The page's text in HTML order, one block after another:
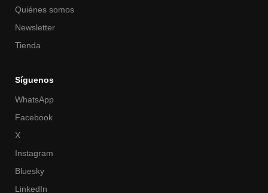
Quiénes somos
Newsletter
Tienda
Síguenos
WhatsApp
Facebook
X
Instagram
Bluesky
LinkedIn